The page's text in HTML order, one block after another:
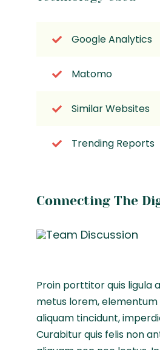
Google Analytics
Matomo
Similar Websites
Trending Reports
Connecting The
Proin porttitor quis ligula
metus lorem,
aliquam tincidunt,
Curabitur quis felis non